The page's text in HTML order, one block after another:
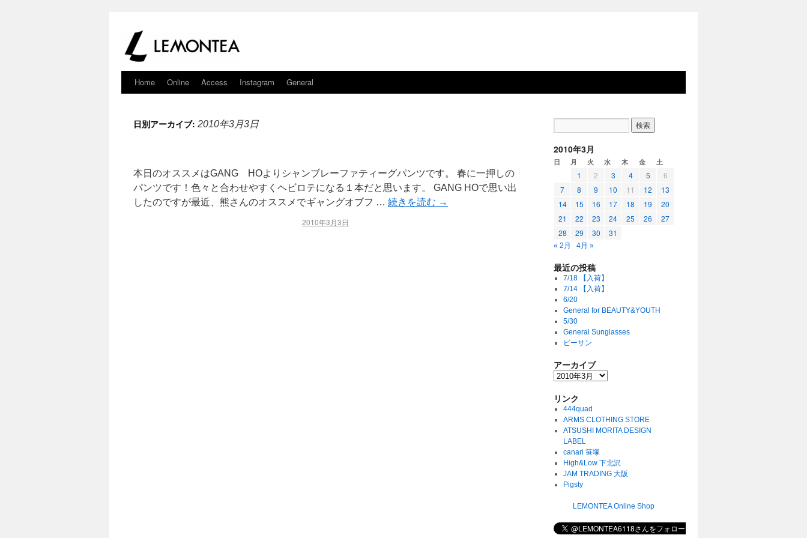
Home Online Access Instagram General
日別アーカイブ: 2010年3月3日
本日のオススメはGANG HOよりシャンブレーファティーグパンツです。 春に一押しの
パンツです！色々と合わせやすくヘビロテになる１本だと思います。 GANG HOで思い出
したのですが最近、熊さんのオススメでギャングオブフ … 続きを読む →
2010年3月3日
2010年3月
日 月 火 水 木 金 土
1 2 3 4 5
6
7
8 9 10 11 12
13
14
15 16 17 18 19
20
21
22 23 24 25 26
27
28
29 30 31
« 2月 4月 »
最近の投稿
7/18 【入荷】
7/14 【入荷】
6/20
General for BEAUTY&YOUTH
5/30
General Sunglasses
ビーサン
アーカイブ
リンク
444quad
ARMS CLOTHING STORE
ATSUSHI MORITA DESIGN
LABEL
canari 笹塚
High&Low 下北沢
JAM TRADING 大阪
Pigsty
LEMONTEA Online Shop